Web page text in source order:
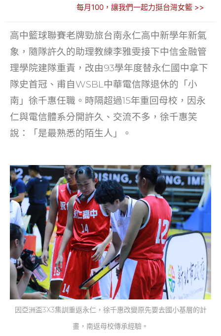
e
b
o
o
k
itt
er
ai
l
C
h
at
k
e
dI
n
每月100，讓我們一起力挺台灣女籃 >>
高中籃球聯賽老牌勁旅台南永仁高中新學年新氣
象，隨隊許久的助理教練李雅雯接下中信金融管
理學院建隊重責，改由93學年度替永仁國中拿下
隊史首冠、甫自WSBL中華電信隊退休的「小
南」徐千惠任職。時隔超過15年重回母校，因永
仁與電信體系分開許久、交流不多，徐千惠笑
說：「是最熟悉的陌生人」。
因亞洲盃3X3集訓重返永仁，徐千惠改變原先要去國小基層的計
畫，南返母校傳承經驗。